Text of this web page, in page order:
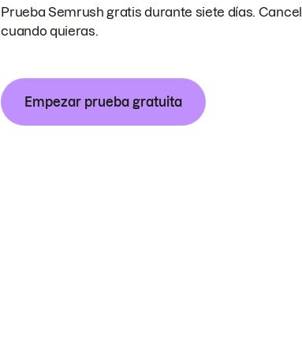
Prueba Semrush gratis durante siete días.
cuando quieras.
Empezar prueba gratuita